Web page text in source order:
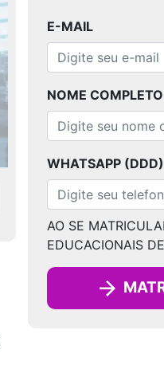
E-MAIL
NOME COMPLETO
WHATSAPP (DDD)
AO SE
EDUCACIONAIS